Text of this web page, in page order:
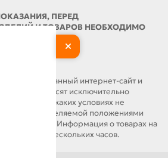
ПЕРЕД
И ТОВАРОВ НЕОБХОДИМО
И
что данный интернет-сайт и
на нем, носят исключительно
и ни при каких условиях не
определяемой положениями
кодекса РФ. Информация о товарах на
в течение нескольких часов.